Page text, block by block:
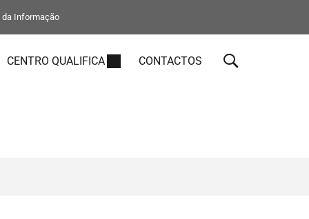
da Informação
CENTRO QUALIFICA CONTACTOS